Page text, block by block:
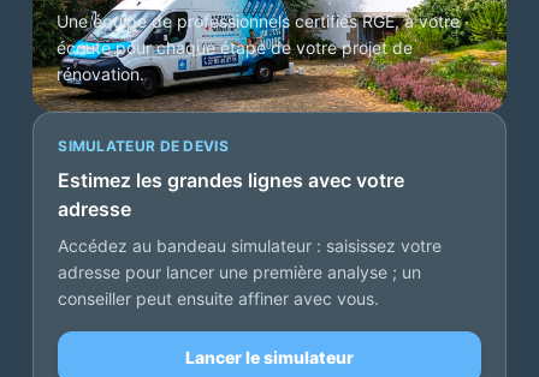
Une équipe de professionnels certifiés RGE, à votre
écoute pour chaque étape de votre projet de
rénovation.
SIMULATEUR DE DEVIS
Estimez les grandes lignes avec votre
adresse
Accédez au bandeau simulateur : saisissez votre
adresse pour lancer une première analyse ; un
conseiller peut ensuite affiner avec vous.
Lancer le simulateur